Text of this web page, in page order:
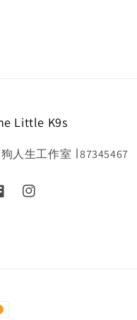
Little K9s
人生工作室 ∣ 87345467